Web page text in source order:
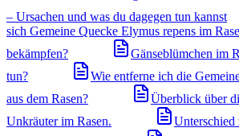
– Ursachen und was du dagegen tun kannst
sich Gemeine Quecke Elymus repens im
bekämpfen?
Gänseblümchen im
tun?
Wie entferne ich die
aus dem Rasen?
Überblick über
Unkräuter im Rasen.
Unterschied